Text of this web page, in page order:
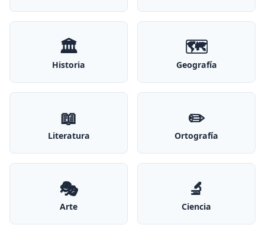
🏛️
Historia
🗺️
Geografía
📖
Literatura
✏️
Ortografía
🎭
Arte
🔬
Ciencia